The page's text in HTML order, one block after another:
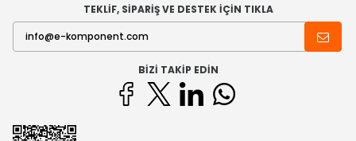
TEKLİF, SİPARİŞ VE DESTEK İÇİN TIKLA
BIZI TAKIP EDIN